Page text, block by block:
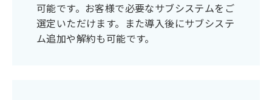
可能です。お客様で必要なサブシステムをご
選定いただけます。また導入後にサブシステ
ム追加や解約も可能です。